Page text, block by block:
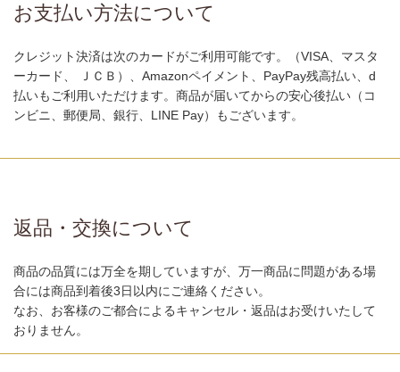
お支払い方法について
クレジット決済は次のカードがご利用可能です。（VISA、マスタ
ーカード、 ＪＣＢ）、Amazonペイメント、PayPay残高払い、d
払いもご利用いただけます。商品が届いてからの安心後払い（コ
ンビニ、郵便局、銀行、LINE Pay）もございます。
返品・交換について
商品の品質には万全を期していますが、万一商品に問題がある場
合には商品到着後3日以内にご連絡ください。
なお、お客様のご都合によるキャンセル・返品はお受けいたして
おりません。